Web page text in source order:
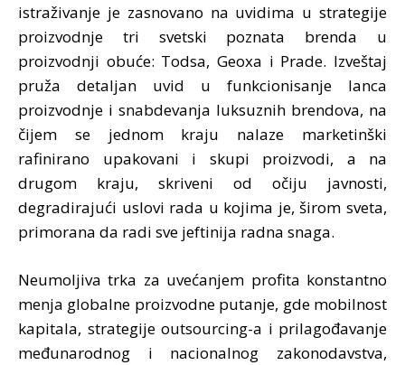
istraživanje je zasnovano na uvidima u strategije
proizvodnje tri svetski poznata brenda u
proizvodnji obuće: Todsa, Geoxa i Prade. Izveštaj
pruža detaljan uvid u funkcionisanje lanca
proizvodnje i snabdevanja luksuznih brendova, na
čijem se jednom kraju nalaze marketinški
rafinirano upakovani i skupi proizvodi, a na
drugom kraju, skriveni od očiju javnosti,
degradirajući uslovi rada u kojima je, širom sveta,
primorana da radi sve jeftinija radna snaga.
Neumoljiva trka za uvećanjem profita konstantno
menja globalne proizvodne putanje, gde mobilnost
kapitala, strategije outsourcing-a i prilagođavanje
međunarodnog i nacionalnog zakonodavstva,